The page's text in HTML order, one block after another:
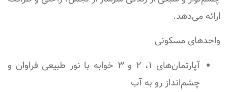
ارائه می‌دهد.
واحدهای مسکونی
آپارتمان‌های ۱، ۲ و ۳ خوابه با نور طبیعی فراوان و
چشم‌انداز رو به آب